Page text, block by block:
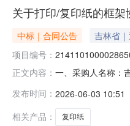
关于打印/复印纸的框
中标｜合同公告 吉林省
项目编号：
正文内容： 一、采购人名称：
1.00185185服务
发布时间： 2026-06-03 10:51
相关产品：
复印纸